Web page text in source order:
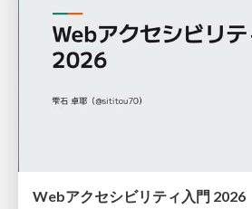
Webアクセシビリティ入門 2026